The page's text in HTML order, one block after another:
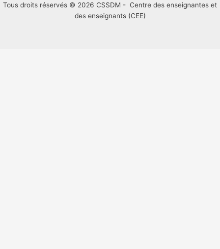
Tous droits réservés © 2026 CSSDM - Centre des enseignantes et
des enseignants (CEE)